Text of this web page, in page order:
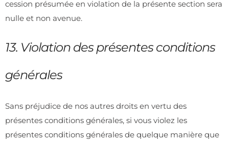
cession présumée en violation de la présente section sera
nulle et non avenue.
13. Violation des présentes conditions
générales
Sans préjudice de nos autres droits en vertu des
présentes conditions générales, si vous violez les
présentes conditions générales de quelque manière que